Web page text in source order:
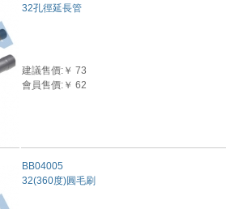
32孔徑延長管
建議售價:￥ 73
會員售價:￥ 62
BB04005
32(360度)圓毛刷